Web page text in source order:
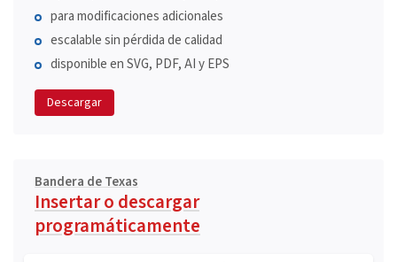
para modificaciones adicionales
escalable sin pérdida de calidad
disponible en SVG, PDF, AI y EPS
Descargar
Bandera de Texas
Insertar o descargar
programáticamente